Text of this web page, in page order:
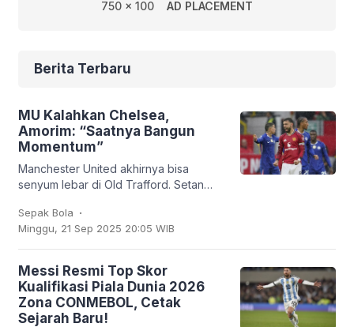
750 x 100 AD PLACEMENT
Berita Terbaru
MU Kalahkan Chelsea,
Amorim: “Saatnya Bangun
Momentum”
Manchester United akhirnya bisa
senyum lebar di Old Trafford. Setan
2-1 dalam lanjutan Liga Inggris, Sabtu
(20/9/2025). Bruno
Sepak Bola .
Minggu, 21 Sep 2025 20:05 WIB
Messi Resmi Top Skor
Kualifikasi Piala Dunia 2026
Zona CONMEBOL, Cetak
Sejarah Baru!